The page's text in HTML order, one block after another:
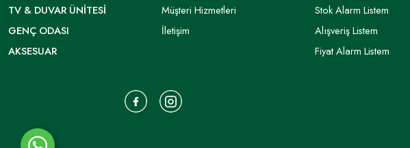
TV & DUVAR ÜNITESI
GENÇ ODASI
AKSESUAR
Müşteri Hizmetleri
İletişim
Stok Alarm Listem
Alışveriş Listem
Fiyat Alarm Listem